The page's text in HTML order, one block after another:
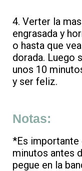
4. Verter la
engrasada y
o hasta que
dorada. Luego
unos 10
y ser feliz.
Notas:
*Es importante
minutos antes
pegue en la